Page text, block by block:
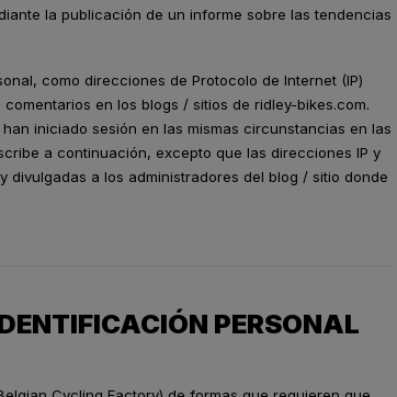
la publicación de un informe sobre las tendencias
como direcciones de Protocolo de Internet (IP)
en los blogs / sitios de ridley-bikes.com.
iniciado sesión en las mismas circunstancias en las
a continuación, excepto que las direcciones IP y
a los administradores del blog / sitio donde
PERSONAL